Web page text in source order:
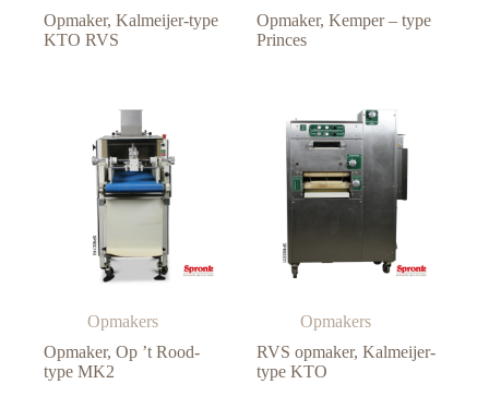
Opmaker, Kalmeijer-type
KTO RVS
Opmaker, Kemper – type
Princes
Opmakers
Opmaker, Op ’t Rood-
type MK2
Opmakers
RVS opmaker, Kalmeijer-
type KTO